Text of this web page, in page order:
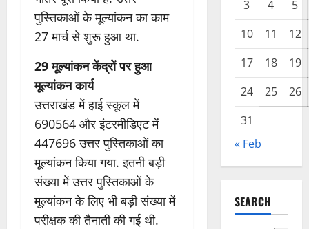
पुस्तिकाओं के मूल्यांकन का काम
27 मार्च से शुरू हुआ था.
29 मूल्यांकन केंद्रों पर हुआ
मूल्यांकन कार्य
उत्तराखंड में हाई स्कूल में
690564 और इंटरमीडिएट में
447696 उत्तर पुस्तिकाओं का
मूल्यांकन किया गया. इतनी बड़ी
संख्या में उत्तर पुस्तिकाओं के
मूल्यांकन के लिए भी बड़ी संख्या में
परीक्षक की तैनाती की गई थी.
3 4
5
10
11
12
17
18
19
24
25
26
31
« Feb
SEARCH